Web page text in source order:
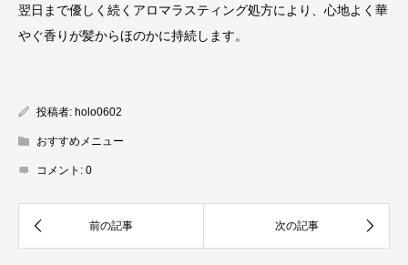
翌日まで優しく続くアロマラスティング処方により、心地よく華
やぐ香りが髪からほのかに持続します。
投稿者: holo0602
おすすめメニュー
コメント: 0